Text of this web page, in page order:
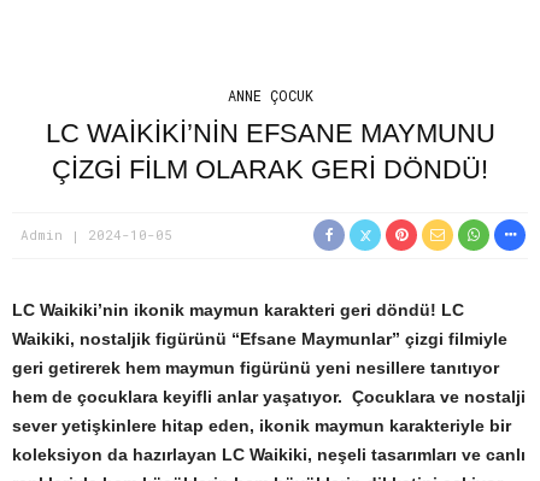
ANNE ÇOCUK
LC WAIKIKI’NIN EFSANE MAYMUNU
ÇIZGI FILM OLARAK GERI DÖNDÜ!
Admin 2024-10-05
LC Waikiki’nin ikonik maymun karakteri geri döndü! LC
Waikiki, nostaljik figürünü “Efsane Maymunlar” çizgi filmiyle
geri getirerek hem maymun figürünü yeni nesillere tanıtıyor
hem de çocuklara keyifli anlar yaşatıyor. Çocuklara ve nostalji
sever yetişkinlere hitap eden, ikonik maymun karakteriyle bir
koleksiyon da hazırlayan LC Waikiki, neşeli tasarımları ve canlı